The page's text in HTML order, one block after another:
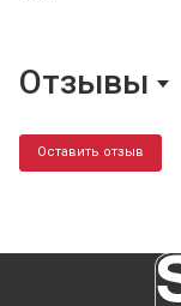
Отзывы
Оставить отзыв